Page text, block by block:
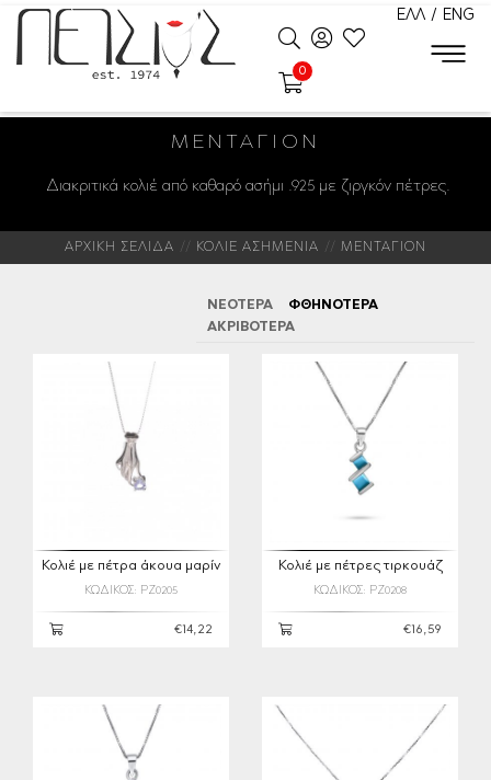
ΕΛΛ / ENG
0
ΜΕΝΤΑΓΙΌΝ
Διακριτικά κολιέ από καθαρό ασήμι .925 με ζιργκόν πέτρες.
ΑΡΧΙΚΗ ΣΕΛΙΔΑ ΚΟΛΙΕ ΑΣΗΜΕΝΙΑ ΜΕΝΤΑΓΙΟΝ
ΝΕΟΤΕΡΑ
ΦΘΗΝΟΤΕΡΑ
ΑΚΡΙΒΟΤΕΡΑ
Κολιέ με πέτρα άκουα μαρίν
ΚΩΔΙΚΟΣ: PZ0205
€14,22
Κολιέ με πέτρες τιρκουάζ
ΚΩΔΙΚΟΣ: PZ0208
€16,59